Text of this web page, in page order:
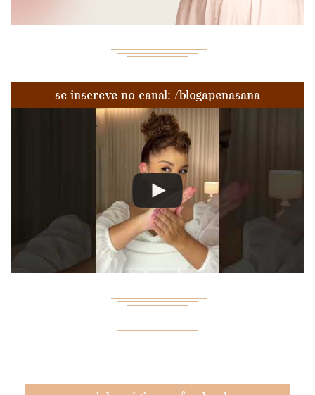
se inscreve no canal: /blogapenasana